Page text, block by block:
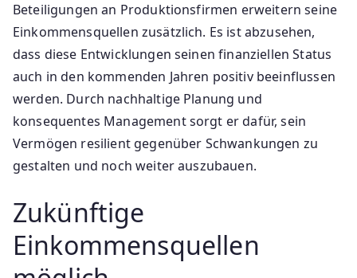
Beteiligungen an Produktionsfirmen erweitern seine
Einkommensquellen zusätzlich. Es ist abzusehen,
dass diese Entwicklungen seinen finanziellen Status
auch in den kommenden Jahren positiv beeinflussen
werden. Durch nachhaltige Planung und
konsequentes Management sorgt er dafür, sein
Vermögen resilient gegenüber Schwankungen zu
gestalten und noch weiter auszubauen.
Zukünftige
Einkommensquellen